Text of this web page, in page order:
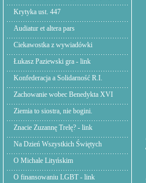
Krytyka ust. 447
Audiatur et altera pars
Ciekawostka z wywiadówki
Łukasz Paziewski gra - link
Konfederacja a Solidarność R.I.
Zachowanie wobec Benedykta XVI
Ziemia to siostra, nie bogini.
Znacie Zuzannę Trelę? - link
Na Dzień Wszystkich Świętych
O Michale Lityńskim
O finansowaniu LGBT - link